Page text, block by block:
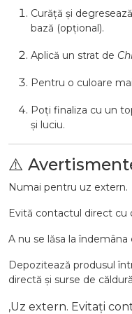
Curăță și
bază (opțional).
Aplică un strat de
Pentru o culoare
Poți finaliza cu un
și luciu.
⚠️
Numai pentru uz extern.
Evită contactul direct cu
A nu se lăsa la îndemâna
Depozitează produsul
directă și surse de
,Uz extern. Evitați